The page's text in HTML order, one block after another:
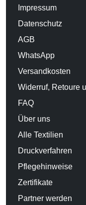
Impressum
Datenschutz
AGB
WhatsApp
Versandkosten
Widerruf, Retoure
FAQ
Über uns
Alle Textilien
Druckverfahren
Pflegehinweise
Zertifikate
Partner werden